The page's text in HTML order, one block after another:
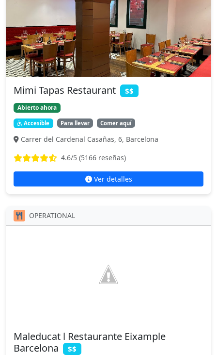
Mimi Tapas Restaurant $$
Abierto ahora
Accesible Para llevar Comer aquí
Carrer del Cardenal Casañas, 6, Barcelona
4.6/5 (5166 reseñas)
Ver detalles
OPERATIONAL
Maleducat l Restaurante Eixample
Barcelona
$$